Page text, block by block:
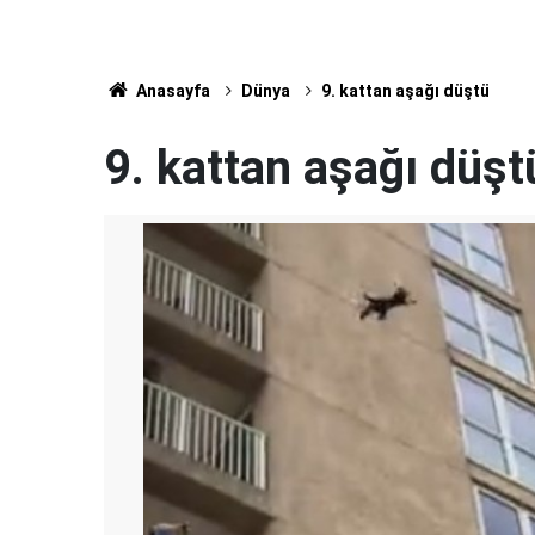
Anasayfa Dünya 9. kattan aşağı düştü
9. kattan aşağı